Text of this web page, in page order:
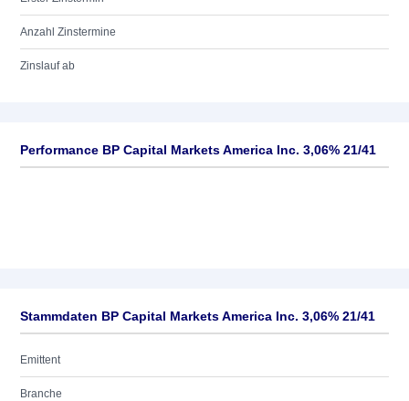
Anzahl Zinstermine
Zinslauf ab
Performance BP Capital Markets America Inc. 3,06% 21/41
Stammdaten BP Capital Markets America Inc. 3,06% 21/41
Emittent
Branche